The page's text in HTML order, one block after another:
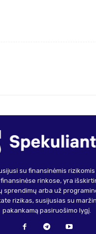
su finansinėmis
rinkose, yra
arba už
rizikas, susijusias su
pakankamą pasiruošimo lygį.